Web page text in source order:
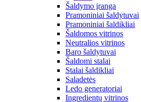
Šaldymo įranga
Pramoniniai šaldytuvai
Pramoniniai šaldikliai
Šaldomos vitrinos
Neutralios vitrinos
Baro šaldytuvai
Šaldomi stalai
Stalai šaldikliai
Saladetės
Ledo generatoriai
Ingredientų vitrinos